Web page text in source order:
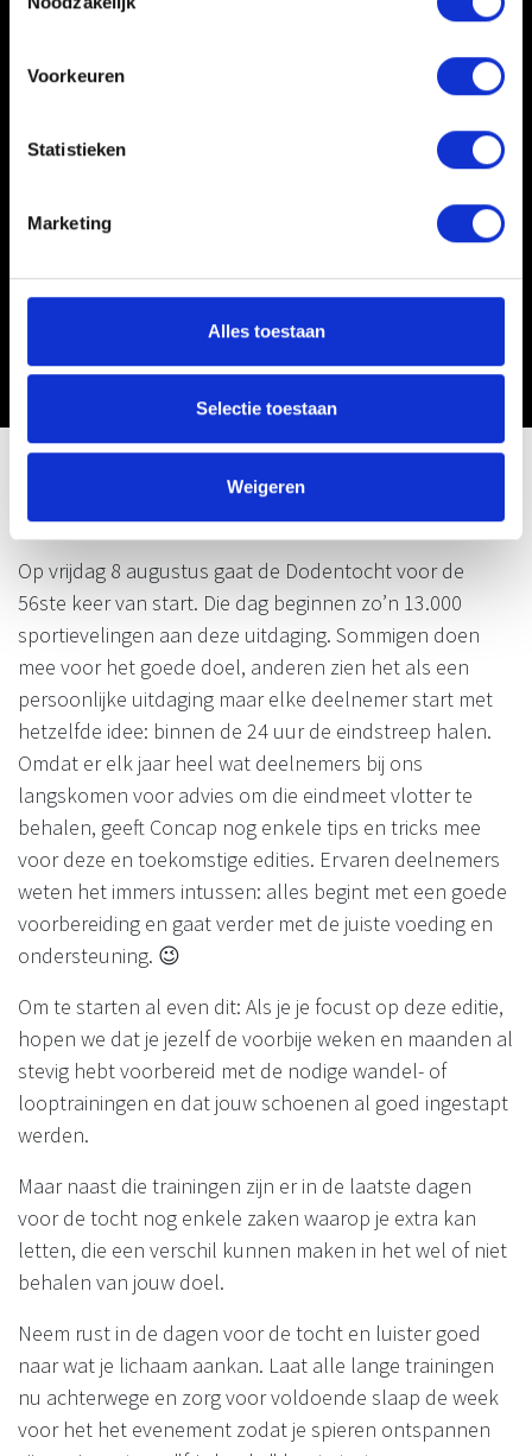
Voorkeuren
Statistieken
Marketing
Alles toestaan
Selectie toestaan
Weigeren
Op vrijdag 8 augustus gaat de Dodentocht voor de
56ste keer van start. Die dag beginnen zo’n 13.000
sportievelingen aan deze uitdaging. Sommigen doen
mee voor het goede doel, anderen zien het als een
persoonlijke uitdaging maar elke deelnemer start met
hetzelfde idee: binnen de 24 uur de eindstreep halen.
Omdat er elk jaar heel wat deelnemers bij ons
langskomen voor advies om die eindmeet vlotter te
behalen, geeft Concap nog enkele tips en tricks mee
voor deze en toekomstige edities. Ervaren deelnemers
weten het immers intussen: alles begint met een goede
voorbereiding en gaat verder met de juiste voeding en
ondersteuning. 😉
Om te starten al even dit: Als je je focust op deze editie,
hopen we dat je jezelf de voorbije weken en maanden al
stevig hebt voorbereid met de nodige wandel- of
looptrainingen en dat jouw schoenen al goed ingestapt
werden.
Maar naast die trainingen zijn er in de laatste dagen
voor de tocht nog enkele zaken waarop je extra kan
letten, die een verschil kunnen maken in het wel of niet
behalen van jouw doel.
Neem rust in de dagen voor de tocht en luister goed
naar wat je lichaam aankan. Laat alle lange trainingen
nu achterwege en zorg voor voldoende slaap de week
voor het het evenement zodat je spieren ontspannen